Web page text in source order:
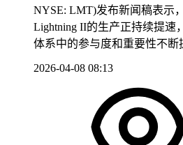
NYSE: LMT)发布新闻稿表示
Lightning II的生产正持续提速
体系中的参与度和重要性不断
2026-04-08 08:13